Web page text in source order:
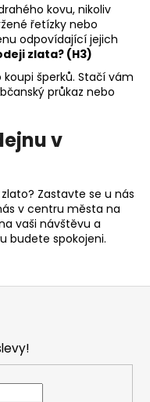
kovu, nikoliv
řetízky nebo
odpovídající jejich
zlata? (H3)
šperků. Stačí vám
průkaz nebo
v
Zastavte se u nás
v centru města na
vaši návštěvu a
budete spokojeni.